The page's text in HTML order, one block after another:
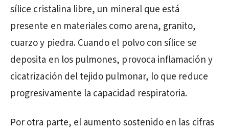
sílice cristalina libre, un mineral que está
presente en materiales como arena, granito,
cuarzo y piedra. Cuando el polvo con sílice se
deposita en los pulmones, provoca inflamación y
cicatrización del tejido pulmonar, lo que reduce
progresivamente la capacidad respiratoria.
Por otra parte, el aumento sostenido en las cifras